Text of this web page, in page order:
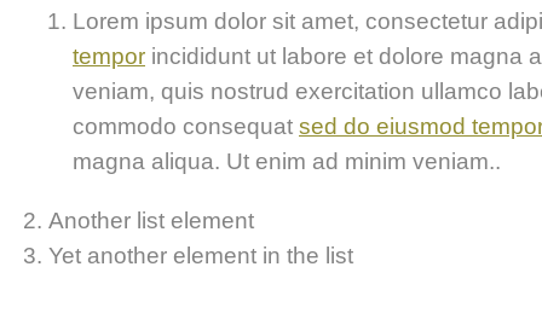
Lorem ipsum dolor sit amet, consectetur
tempor incididunt ut labore et dolore magna
veniam, quis nostrud exercitation ullamco
commodo consequat sed do eiusmod
magna aliqua. Ut enim ad minim veniam..
Another list element
Yet another element in the list